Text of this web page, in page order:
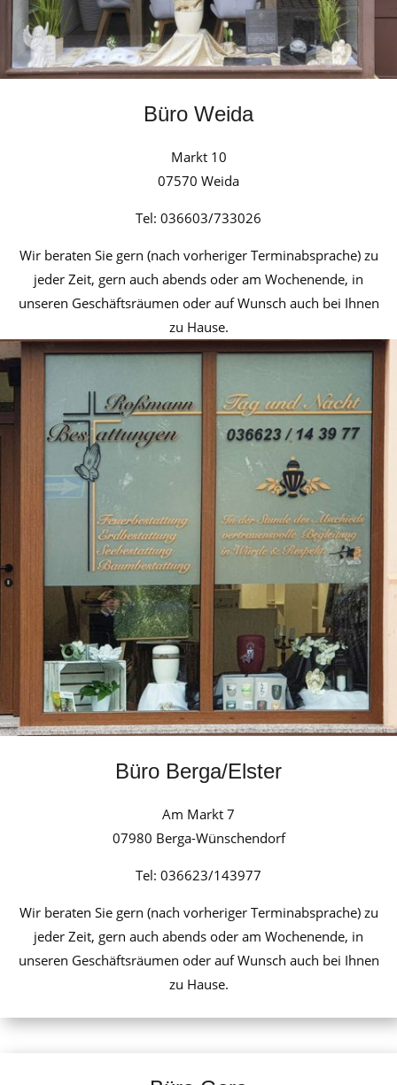
Büro Weida
Markt 10
07570 Weida
Tel: 036603/733026
Wir beraten Sie gern (nach vorheriger Terminabsprache) zu
jeder Zeit, gern auch abends oder am Wochenende, in
unseren Geschäftsräumen oder auf Wunsch auch bei Ihnen
zu Hause.
Büro Berga/Elster
Am Markt 7
07980 Berga-Wünschendorf
Tel: 036623/143977
Wir beraten Sie gern (nach vorheriger Terminabsprache) zu
jeder Zeit, gern auch abends oder am Wochenende, in
unseren Geschäftsräumen oder auf Wunsch auch bei Ihnen
zu Hause.